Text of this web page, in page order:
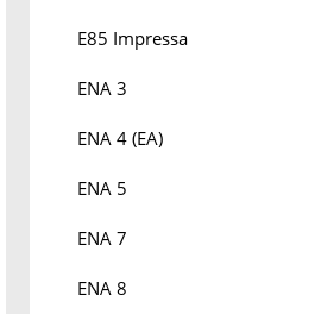
E85 Impressa
ENA 3
ENA 4 (EA)
ENA 5
ENA 7
ENA 8